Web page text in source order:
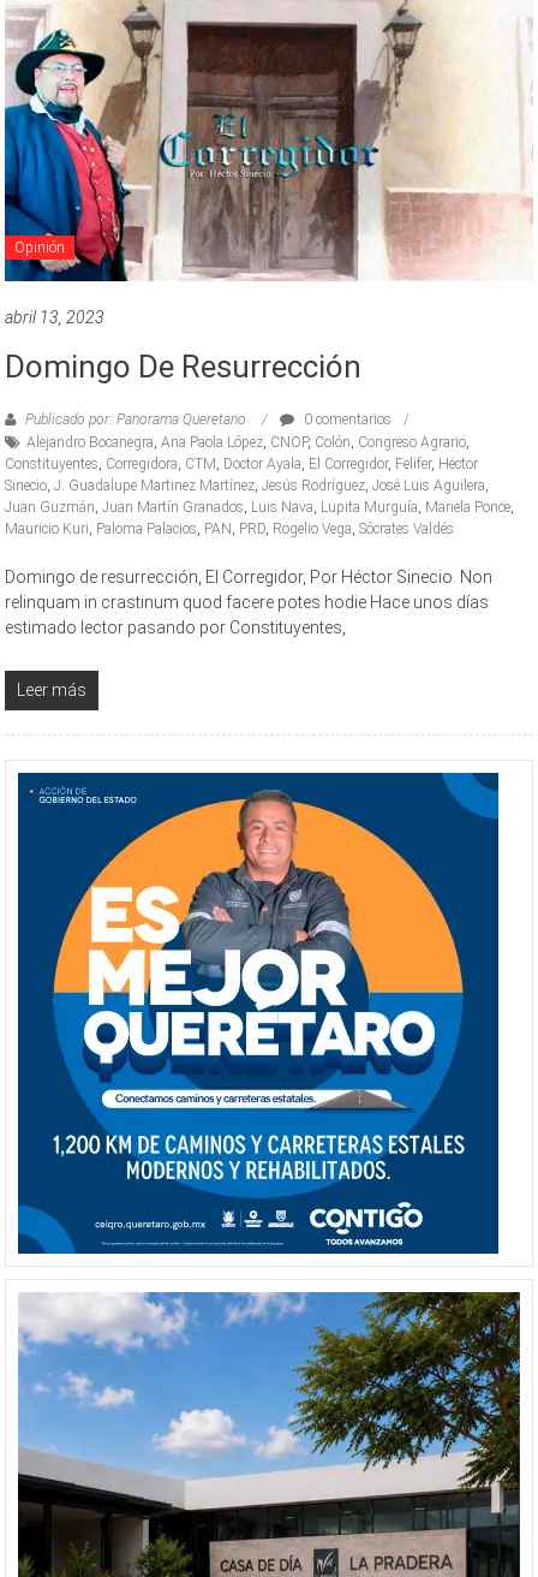
Opinión
abril 13, 2023
Domingo De Resurrección
Publicado por: Panorama Queretano
0 comentarios
Alejandro Bocanegra ,Ana Paola López CNOP, Colón Congreso Agrario
Constituyentes Corregidora CTM Doctor Ayala El Corregidor, Felifer, Héctor
Sinecio ,J. Guadalupe Martinez Martínez ,Jesús Rodríguez ,José Luis Aguilera
Juan Guzmán ,Juan Martín Granados Luis Nava Lupita Murguía Mariela Ponce
Mauricio Kuri Paloma Palacios PAN PRD Rogelio Vega ,Sócrates Valdés
Domingo de resurrección, El Corregidor, Por Héctor Sinecio. Non
relinquam in crastinum quod facere potes hodie Hace unos días
estimado lector pasando por Constituyentes,
Leer más